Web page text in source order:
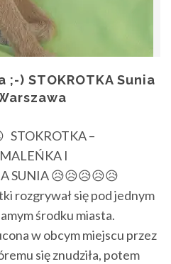
) STOKROTKA Sunia
STOKROTKA –
I
SUNIA 😥😥😥😥😥
rozgrywał się pod jednym
środku miasta.
w obcym miejscu przez
się znudziła, potem